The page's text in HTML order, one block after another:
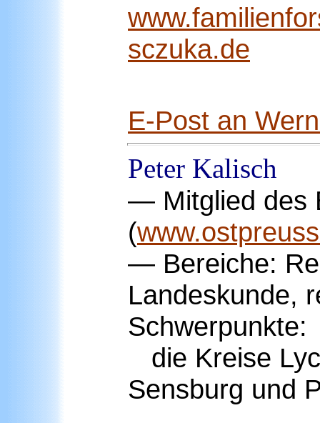
sczuka.de
E-Post an
Peter Kalisch
— Mitglied des
(
— Bereiche:
Landeskunde,
Schwerpunkte:
die Kreise
Sensburg und